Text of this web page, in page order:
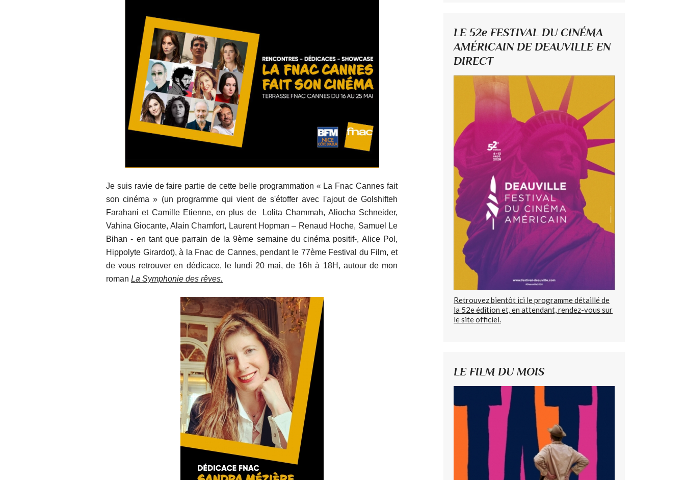
Je suis ravie de faire partie de cette belle programmation « La Fnac Cannes fait
son cinéma » (un programme qui vient de s'étoffer avec l'ajout de Golshifteh
Farahani et Camille Etienne, en plus de Lolita Chammah, Aliocha Schneider,
Vahina Giocante, Alain Chamfort, Laurent Hopman – Renaud Hoche, Samuel Le
Bihan - en tant que parrain de la 9ème semaine du cinéma positif-, Alice Pol,
Hippolyte Girardot), à la Fnac de Cannes, pendant le 77ème Festival du Film, et
de vous retrouver en dédicace, le lundi 20 mai, de 16h à 18H, autour de mon
roman La Symphonie des rêves.
LE 52e FESTIVAL DU CINÉMA
AMÉRICAIN DE DEAUVILLE EN
DIRECT
Retrouvez bientôt ici le programme détaillé de
la 52e édition et, en attendant, rendez-vous sur
le site officiel.
LE FILM DU MOIS